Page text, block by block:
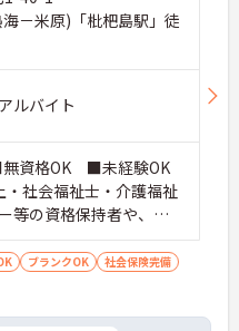
－米原)「枇杷島駅」徒
ルバイト
資格OK ■未経験OK
社会福祉士・介護福祉
等の資格保持者や、福
害者支援施設経験者、
支援員、就労支援員、
ブランクOK
社会保険完備